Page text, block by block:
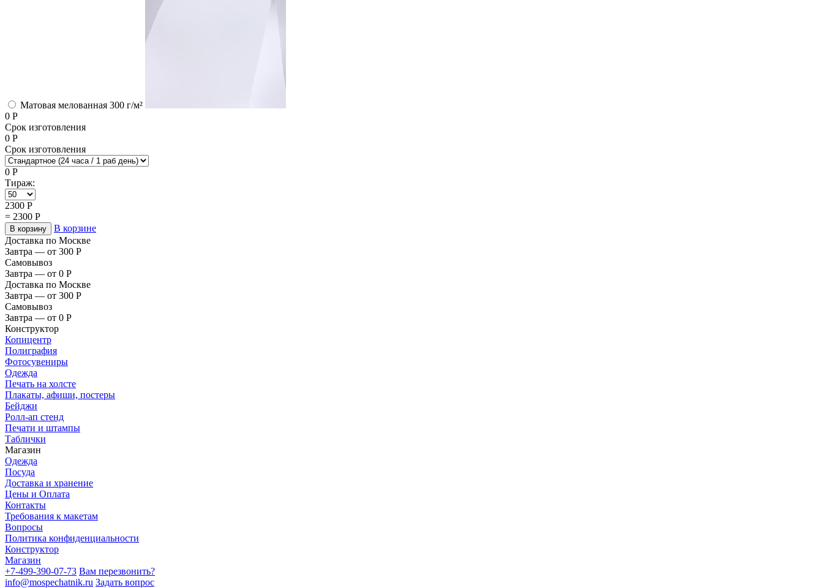
Матовая мелованная 300 г/м²
0 Р
Срок изготовления
0 Р
Срок изготовления
0 Р
Тираж:
2300 Р
= 2300 Р
В корзину
В корзине
Доставка по Москве
Завтра — от 300 Р
Самовывоз
Завтра — от 0 Р
Доставка по Москве
Завтра — от 300 Р
Самовывоз
Завтра — от 0 Р
Конструктор
Копицентр
Полиграфия
Фотосувениры
Одежда
Печать на холсте
Плакаты, афиши, постеры
Бейджи
Ролл-ап стенд
Печати и штампы
Таблички
Магазин
Одежда
Посуда
Доставка и хранение
Цены и Оплата
Контакты
Требования к макетам
Вопросы
Политика конфиденциальности
Конструктор
Магазин
+7-499-390-07-73 Вам перезвонить?
info@mospechatnik.ru Задать вопрос